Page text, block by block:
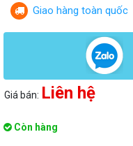
Giao hàng toàn quốc
Giá bán: Liên hệ
Còn hàng